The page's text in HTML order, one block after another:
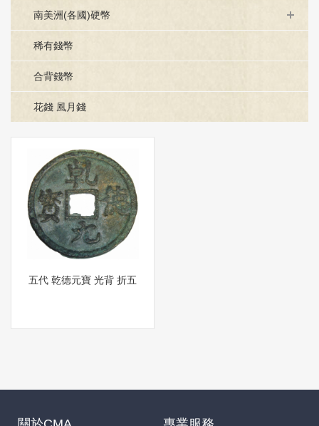
南美洲(各國)硬幣
稀有錢幣
合背錢幣
花錢 風月錢
五代 乾德元寶 光背 折五